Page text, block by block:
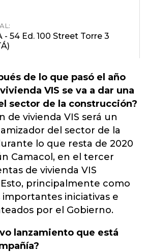
de lo que pasó el año
VIS se va a dar una
sector de la construcción?
de vivienda VIS será un
del sector de la
lo que resta de 2020
Camacol, en el tercer
de vivienda VIS
principalmente como
importantes iniciativas e
por el Gobierno.
lanzamiento que está